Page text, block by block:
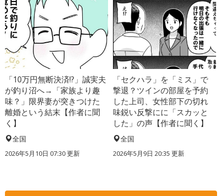
「10万円無断決済!?」誠実夫
が釣り沼へ→「家族より趣
味？」限界妻が突きつけた
離婚という結末【作者に聞
く】
全国
2026年5月10日 07:30 更新
「セクハラ」を「ミス」で
撃退？ツインの部屋を予約
した上司、女性部下の切れ
味鋭い反撃にに「スカッと
した」の声【作者に聞く】
全国
2026年5月9日 20:35 更新